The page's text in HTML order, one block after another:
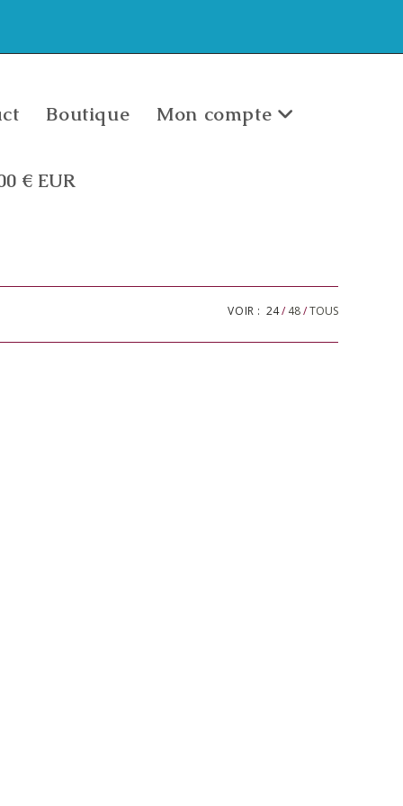
Boutique Mon compte
€ EUR
VOIR : 24 48 TOUS